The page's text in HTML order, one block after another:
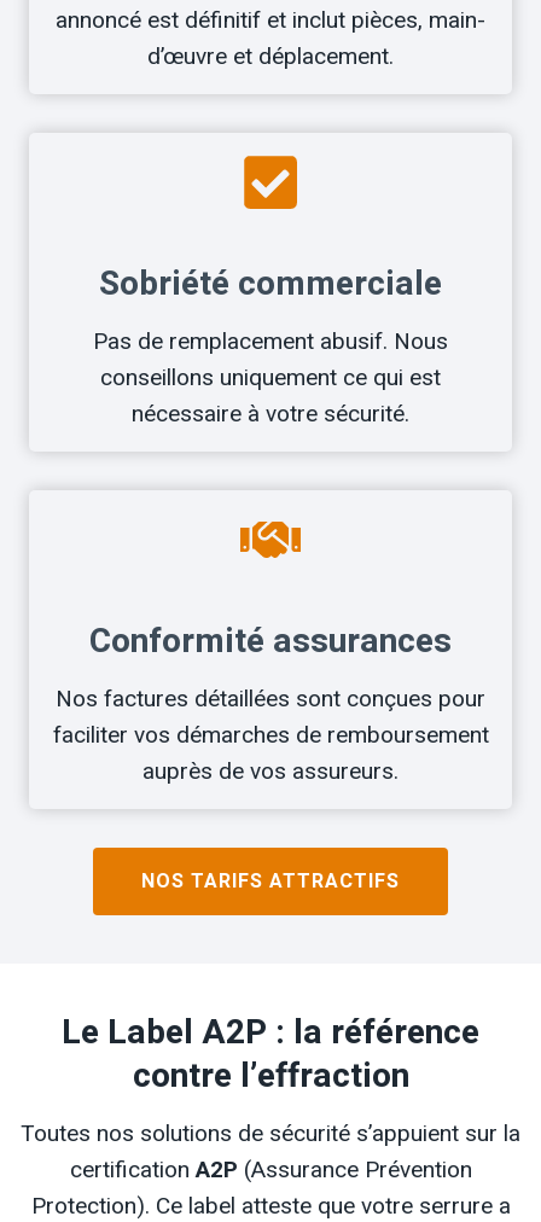
annoncé est définitif et inclut pièces, main-
d’œuvre et déplacement.
Sobriété commerciale
Pas de remplacement abusif. Nous
conseillons uniquement ce qui est
nécessaire à votre sécurité.
Conformité assurances
Nos factures détaillées sont conçues pour
faciliter vos démarches de remboursement
auprès de vos assureurs.
NOS TARIFS ATTRACTIFS
Le Label A2P : la référence
contre l’effraction
Toutes nos solutions de sécurité s’appuient sur la
certificationA2P (Assurance Prévention
Protection). Ce label atteste que votre serrure a